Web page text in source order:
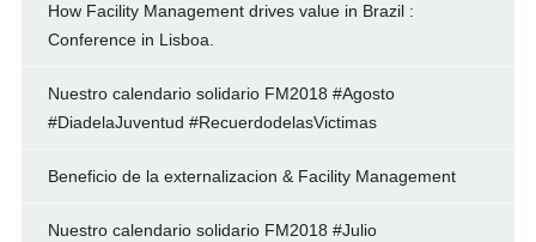
How Facility Management drives value in Brazil :
Conference in Lisboa.
Nuestro calendario solidario FM2018 #Agosto
#DiadelaJuventud #RecuerdodelasVictimas
Beneficio de la externalizacion & Facility Management
Nuestro calendario solidario FM2018 #Julio